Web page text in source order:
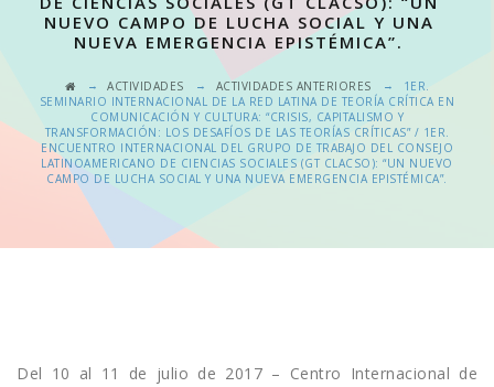
NUEVO CAMPO DE LUCHA SOCIAL Y UNA
NUEVA EMERGENCIA EPISTÉMICA”.
→ ACTIVIDADES → ACTIVIDADES ANTERIORES →
1ER.
SEMINARIO INTERNACIONAL DE LA RED LATINA DE TEORÍA CRÍTICA EN
COMUNICACIÓN Y CULTURA: “CRISIS, CAPITALISMO Y
TRANSFORMACIÓN: LOS DESAFÍOS DE LAS TEORÍAS CRÍTICAS” / 1ER.
ENCUENTRO INTERNACIONAL DEL GRUPO DE TRABAJO DEL CONSEJO
LATINOAMERICANO DE CIENCIAS SOCIALES (GT CLACSO): “UN NUEVO
CAMPO DE LUCHA SOCIAL Y UNA NUEVA EMERGENCIA EPISTÉMICA”.
Del 10 al 11 de julio de 2017 – Centro Internacional de